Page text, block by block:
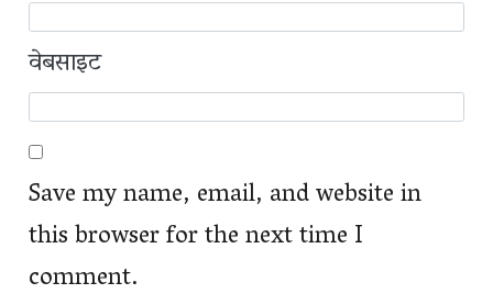
वेबसाइट
Save my name, email, and website in
this browser for the next time I
comment.